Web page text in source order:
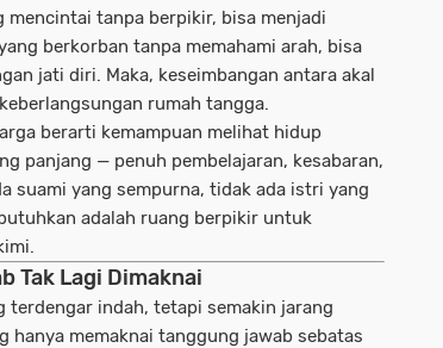
mencintai tanpa berpikir, bisa menjadi
berkorban tanpa memahami arah, bisa
jati diri. Maka, keseimbangan antara akal
rumah tangga.
berarti kemampuan melihat hidup
panjang — penuh pembelajaran, kesabaran,
suami yang sempurna, tidak ada istri yang
adalah ruang berpikir untuk
Tak Lagi Dimaknai
terdengar indah, tetapi semakin jarang
hanya memaknai tanggung jawab sebatas